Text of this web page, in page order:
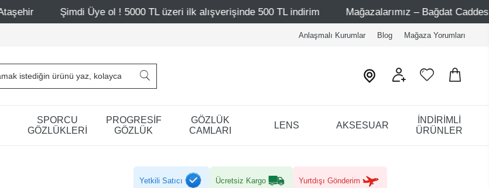
Şimdi Üye ol ! 5000 TL üzeri ilk alışverişinde 500 TL indirim Mağazalarımız – Bağdat Caddesi 1 -
Anlaşmalı Kurumlar Blog Mağaza Yorumları
SPORCU
GÖZLÜKLERİ
PROGRESİF
GÖZLÜK
GÖZLÜK
CAMLARI
LENS AKSESUAR
İNDİRİMLİ
ÜRÜNLER
Yetkili Satıcı Ücretsiz Kargo Yurtdışı Gönderim